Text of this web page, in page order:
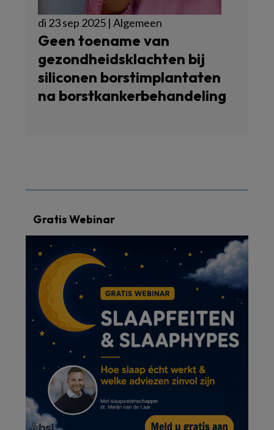
di 23 sep 2025 | Algemeen
Geen toename van
gezondheidsklachten bij
siliconen borstimplantaten
na borstkankerbehandeling
Gratis Webinar